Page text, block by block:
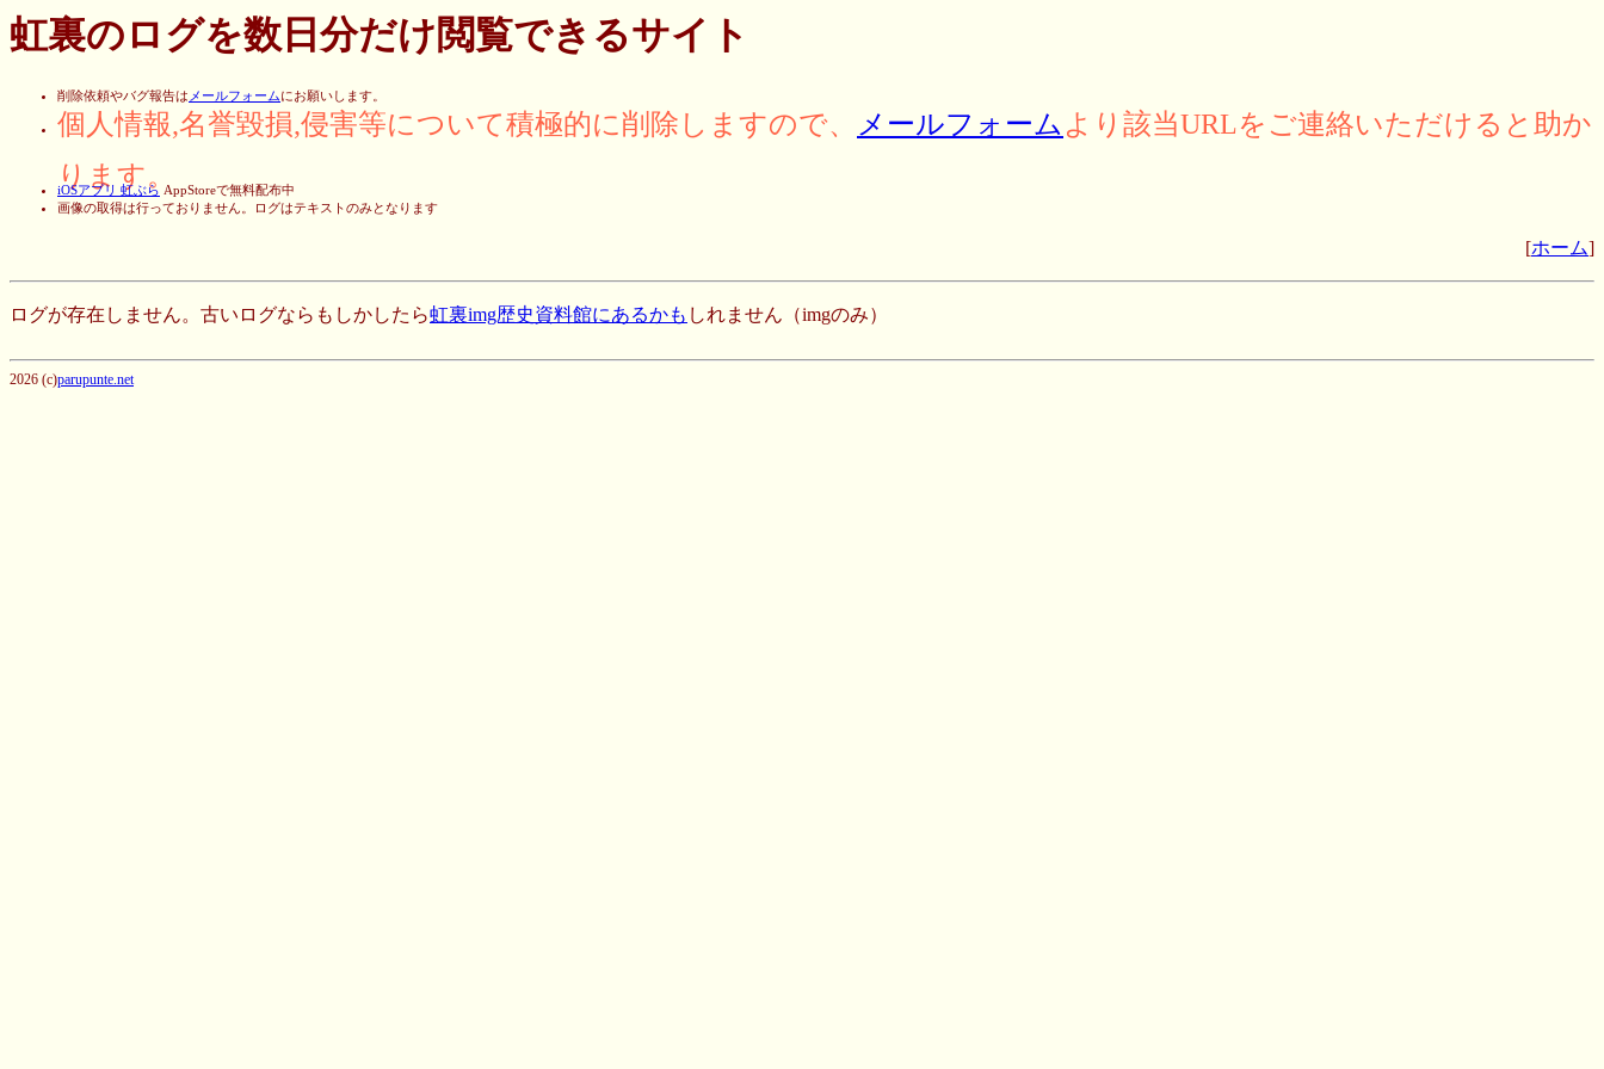
虹裏のログを数日分だけ閲覧できるサイト
削除依頼やバグ報告はメールフォームにお願いします。
個人情報,名誉毀損,侵害等について積極的に削除しますので、 メールフォーム より該当URLをご連絡いただけると助か
ります。
iOSアプリ 虹ぶら AppStoreで無料配布中
画像の取得は行っておりません。ログはテキストのみとなります
[ホーム]
ログが存在しません。古いログならもしかしたら虹裏img歴史資料館にあるかも しれません（imgのみ）
2026 (c)parupunte.net